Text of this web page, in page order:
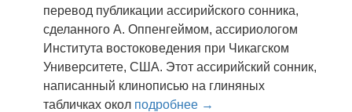
перевод публикации ассирийского сонника,
сделанного А. Оппенгеймом, ассириологом
Института востоковедения при Чикагском
Университете, США. Этот ассирийский сонник,
написанный клинописью на глиняных
табличках окол подробнее →